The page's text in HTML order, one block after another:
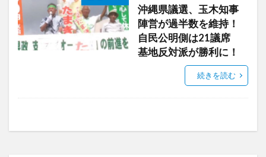
沖縄県議選、玉木知事
陣営が過半数を維持！
自民公明側は21議席
基地反対派が勝利に！
続きを読む